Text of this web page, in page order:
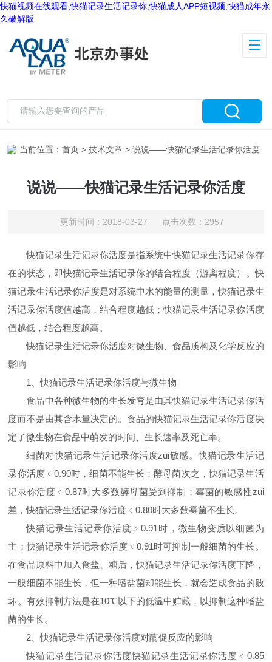
快猫视频在线观看,快猫记录生活记录你,快猫成人APP短视频,快猫成年永
久破解版
当前位置：首页 >技术文章 > 说说——快猫记录生活记录你活度
说说——快猫记录生活记录你活度
更新时间：2018-03-27 点击次数：2957
快猫记录生活记录你活度是指系统中快猫记录生活记录你存
在的状态，即快猫记录生活记录你的结合程度（游离程度）。快
猫记录生活记录你活度是对系统中水的能量的测量，快猫记录生
活记录你活度值越高，结合程度越低；快猫记录生活记录你活度
值越低，结合程度越高。
快猫记录生活记录你活度对微生物、食品质构及化学反应的
影响
1
、快猫记录生活记录你活度与微生物
食品中各种微生物的生长发育是由其快猫记录生活记录你活
度而不是由其含水量决定的。食品的快猫记录生活记录你活度决
定了微生物在食品中萌发的时间、生长速率及死亡率。
细菌对快猫记录生活记录你活度zui敏感。快猫记录生活记
录你活度﹤0.90时，细菌不能生长；酵母菌次之，快猫记录生活
记录你活度﹤0.87时大多数酵母菌受到抑制；霉菌的敏感性zui
差，快猫记录生活记录你活度﹤0.80时大多数霉菌不生长。
快猫记录生活记录你活度﹥0.91时，微生物变质以细菌为
主；快猫记录生活记录你活度﹤0.91时可抑制一般细菌的生长。
在食品原料中加入食盐、糖后，快猫记录生活记录你活度下降，
一般细菌不能生长，但一种嗜盐菌却能生长，就会造成食品的败
坏。有效抑制方法是在10℃以下的低温中贮藏，以抑制这种嗜盐
菌的生长。
2 、快猫记录生活记录你活度对酶促反应的影响
快猫记录生活记录你活度快猫记录生活记录你活度﹤0.85